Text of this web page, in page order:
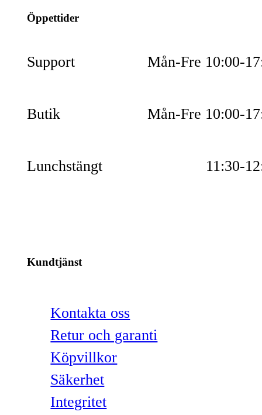
Öppettider
Support Mån-Fre 10:00-
Butik Mån-Fre 10:00-
Lunchstängt 11:30-
Kundtjänst
Kontakta oss
Retur och garanti
Köpvillkor
Säkerhet
Integritet